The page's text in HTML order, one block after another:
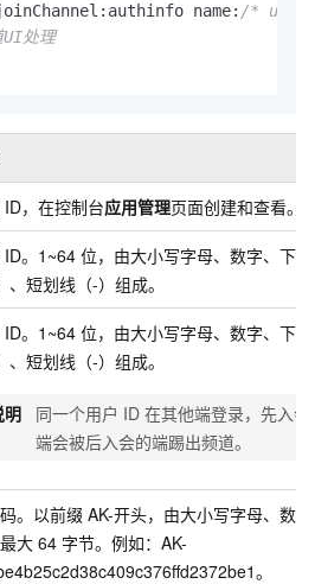
name: /*
处理
ID，在控制台应用管理页面创建和查看。
ID。1~64 位，由大小写字母、数字、下
、短划线（-）组成。
ID。1~64 位，由大小写字母、数字、下
、短划线（-）组成。
明 同一个用户 ID 在其他端登录，先入会
端会被后入会的端踢出频道。
。以前缀 AK-开头，由大小写字母、数
大 64 字节。例如：AK-
。